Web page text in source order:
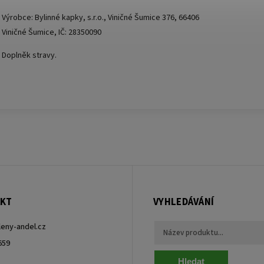
Výrobce: Bylinné kapky, s.r.o., Viničné Šumice 376, 66406
Viničné Šumice, IČ: 28350090
Doplněk stravy.
andel.cz
VYHLEDÁVÁNÍ
Hledat